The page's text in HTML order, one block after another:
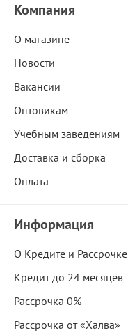
Компания
О магазине
Новости
Вакансии
Оптовикам
Учебным заведениям
Доставка и сборка
Оплата
Информация
О Кредите и Рассрочке
Кредит до 24 месяцев
Рассрочка 0%
Рассрочка от «Халва»